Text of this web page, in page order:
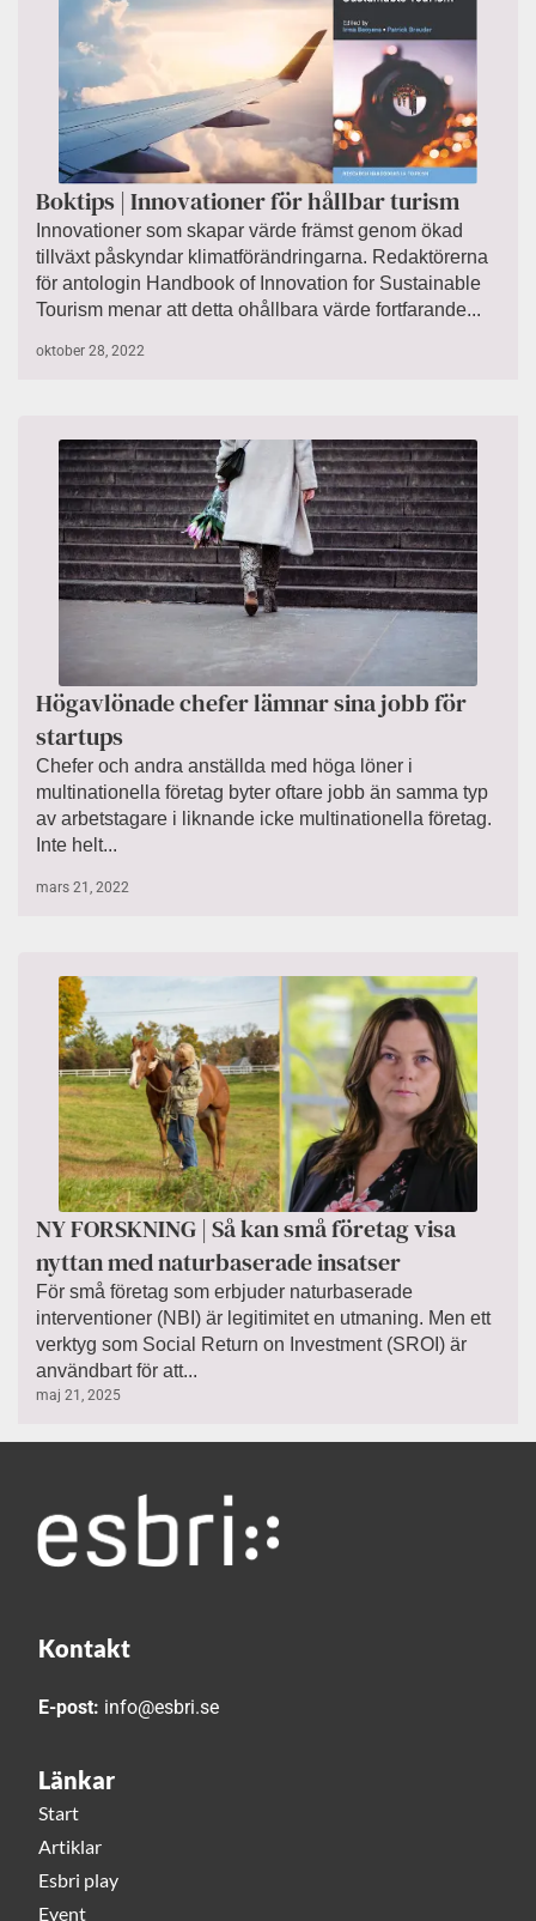
Boktips | Innovationer för hållbar turism
Innovationer som skapar värde främst genom ökad
tillväxt påskyndar klimatförändringarna. Redaktörerna
för antologin Handbook of Innovation for Sustainable
Tourism menar att detta ohållbara värde fortfarande...
oktober 28, 2022
Högavlönade chefer lämnar sina jobb för
startups
Chefer och andra anställda med höga löner i
multinationella företag byter oftare jobb än samma typ
av arbetstagare i liknande icke multinationella företag.
Inte helt...
mars 21, 2022
NY FORSKNING | Så kan små företag visa
nyttan med naturbaserade insatser
För små företag som erbjuder naturbaserade
interventioner (NBI) är legitimitet en utmaning. Men ett
verktyg som Social Return on Investment (SROI) är
användbart för att...
maj 21, 2025
Kontakt
E-post: info@esbri.se
Länkar
Start
Artiklar
Esbri play
Event